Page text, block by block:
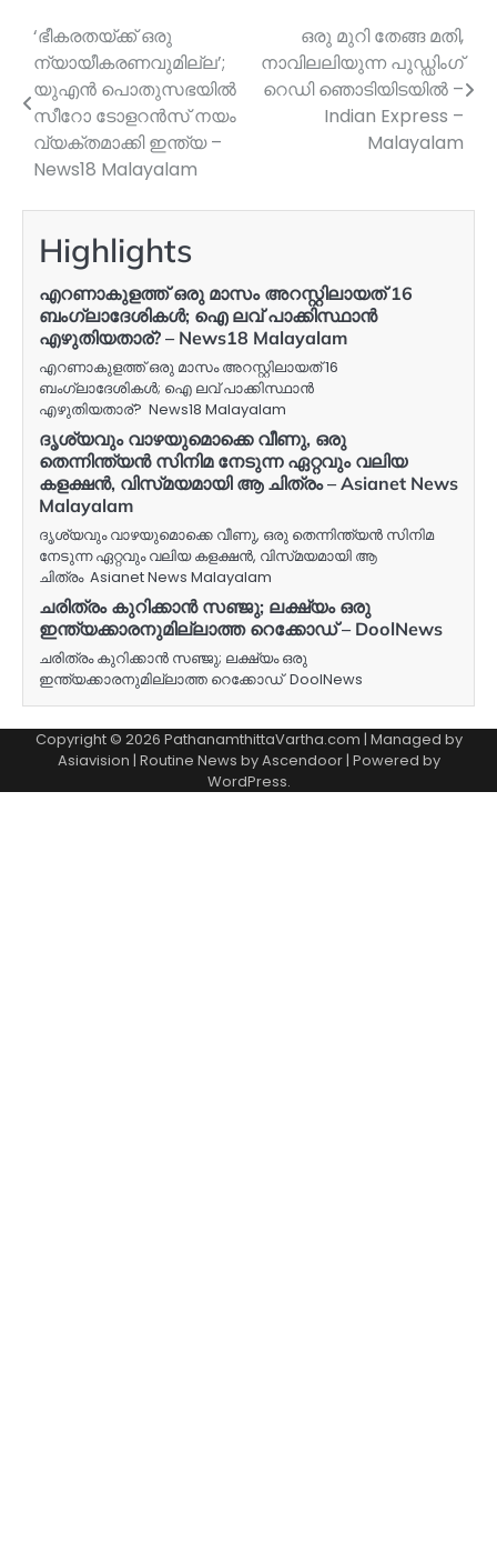
Post
navigation
‘ഭീകരതയ്ക്ക് ഒരു
ന്യായീകരണവുമില്ല’;
യുഎൻ പൊതുസഭയിൽ
സീറോ ടോളറൻസ് നയം
വ്യക്തമാക്കി ഇന്ത്യ –
News18 Malayalam
ഒരു മുറി തേങ്ങ മതി,
നാവിലലിയുന്ന പുഡ്ഡിംഗ്
റെഡി ഞൊടിയിടയിൽ –
Indian Express –
Malayalam
Highlights
എറണാകുളത്ത് ഒരു മാസം അറസ്റ്റിലായത് 16
ബംഗ്ലാദേശികൾ; ഐ ലവ് പാക്കിസ്ഥാൻ
എഴുതിയതാര്? – News18 Malayalam
എറണാകുളത്ത് ഒരു മാസം അറസ്റ്റിലായത് 16
ബംഗ്ലാദേശികൾ; ഐ ലവ് പാക്കിസ്ഥാൻ
എഴുതിയതാര്? News18 Malayalam
ദൃശ്യവും വാഴയുമൊക്കെ വീണു, ഒരു
തെന്നിന്ത്യൻ സിനിമ നേടുന്ന ഏറ്റവും വലിയ
കളക്ഷൻ, വിസ്‍മയമായി ആ ചിത്രം – Asianet News
Malayalam
ദൃശ്യവും വാഴയുമൊക്കെ വീണു, ഒരു തെന്നിന്ത്യൻ സിനിമ
നേടുന്ന ഏറ്റവും വലിയ കളക്ഷൻ, വിസ്‍മയമായി ആ
ചിത്രം Asianet News Malayalam
ചരിത്രം കുറിക്കാൻ സഞ്ജു; ലക്ഷ്യം ഒരു
ഇന്ത്യക്കാരനുമില്ലാത്ത റെക്കോഡ് – DoolNews
ചരിത്രം കുറിക്കാൻ സഞ്ജു; ലക്ഷ്യം ഒരു
ഇന്ത്യക്കാരനുമില്ലാത്ത റെക്കോഡ് DoolNews
Copyright © 2026 PathanamthittaVartha.com | Managed by
Asiavision | Routine News byAscendoor| Powered by
WordPress.